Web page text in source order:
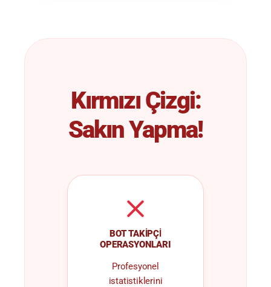
Kırmızı Çizgi:
Sakın Yapma!
BOT TAKIPÇI
OPERASYONLARI
Profesyonel
istatistiklerini